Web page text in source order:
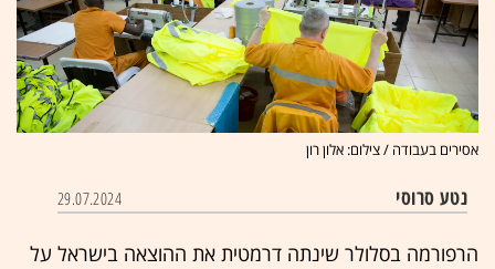
אסירים בעבודה / צילום: אלון רון
נטע סרוסי 29.07.2024
הרפורמה בסלולר שינתה דרמטית את ההוצאה בישראל על